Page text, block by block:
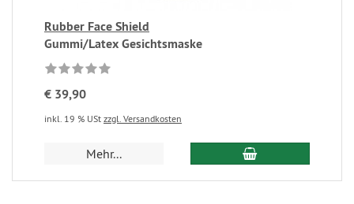
Rubber Face Shield
Gummi/Latex Gesichtsmaske
€ 39,90
inkl. 19 % USt zzgl. Versandkosten
Mehr...